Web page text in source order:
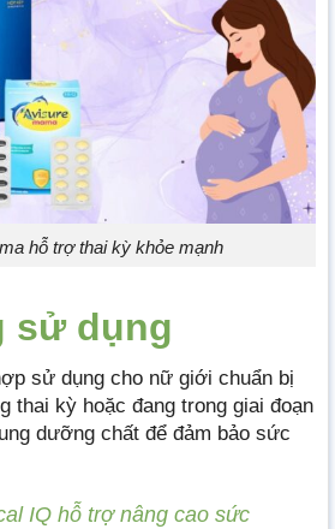
hỗ trợ thai kỳ khỏe mạnh
sử dụng
sử dụng cho nữ giới chuẩn bị
thai kỳ hoặc đang trong giai đoạn
dưỡng chất để đảm bảo sức
IQ hỗ trợ nâng cao sức